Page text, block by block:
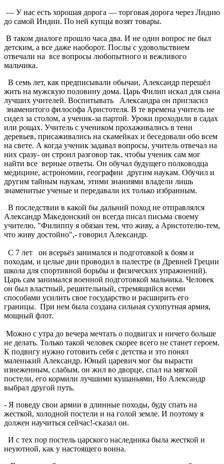
— У нас есть хорошая дорога — торговая дорога через Лидию
до самой Индии. По ней купцы возят товары.
В таком диалоге прошло часа два. И не один вопрос не был
детским, а все даже наоборот. Послы с удовольствием
отвечали на все вопросы любопытного и вежливого
мальчика.
В семь лет, как предписывали обычаи, Александр перешёл
жить на мужскую половину дома. Царь Филип искал для сына
лучших учителей. Воспитывать Александра он пригласил
знаменитого философа Аристотеля. В те времена учитель не
сидел за столом, а ученик-за партой. Уроки проходили в садах
или рощах. Учитель с учеником прохаживались в тени
деревьев, присаживались на скамейках и беседовали обо всем
на свете. А когда ученик задавал вопросы, учитель отвечал на
них сразу- он строил разговор так, чтобы ученик сам мог
найти все верные ответы. Он обучал будущего полководца
медицине, астрономии, географии другим наукам. Обучил и
другим тайным наукам, этими знаниями владели лишь
знаменитые ученые и передавали их только избранным.
В последствии в какой бы дальний поход не отправлялся
Александр Македонский он всегда писал письма своему
учителю. "Филиппу я обязан тем, что живу, а Аристотелю-тем,
что живу достойно",- говорил Александр.
С 7 лет он всерьёз занимался и подготовкой к боям и
походам, и целые дни проводил в палестре (в Древней Греции
школа для спортивной борьбы и физических упражнений).
Царь сам занимался военной подготовкой мальчика. Человек
он был властный, решительный, стремящийся всеми
способами усилить свое государство и расширить его
границы. При нем была создана сильная сухопутная армия,
мощный флот.
Можно с утра до вечера мечтать о подвигах и ничего больше
не делать. Только такой человек скорее всего не станет героем.
К подвигу нужно готовить себя с детства и это понял
маленький Александр. Юный царевич мог бы вырасти
изнеженным, слабым, он жил во дворце, спал на мягкой
постели, его кормили лучшими кушаньями, Но Александр
выбрал другой путь.
- Я поведу свои армии в длинные походы, буду спать на
жесткой, холодной постели и на голой земле. И поэтому я
должен научиться сейчас!-сказал он.
И с тех пор постель царского наследника была жесткой и
неуютной, как у настоящего воина.